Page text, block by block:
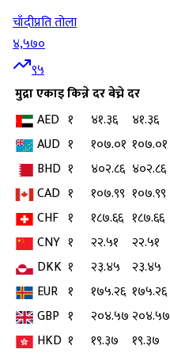
चाँदीप्रति तोला
४,५७०
९५
मुद्राएकाइकिन्ने दरबेच्ने दर
AED १ ४१.३६
४१.३६
AUD १ १०७.०१ १०७.०१
BHD १ ४०२.८६ ४०२.८६
CAD १ १०७.९९ १०७.९९
CHF १ १८७.६६ १८७.६६
CNY १ २२.५१
२२.५१
DKK १ २३.४५
२३.४५
EUR १ १७५.२६ १७५.२६
GBP १ २०४.५७ २०४.५७
HKD १ १९.३७
१९.३७